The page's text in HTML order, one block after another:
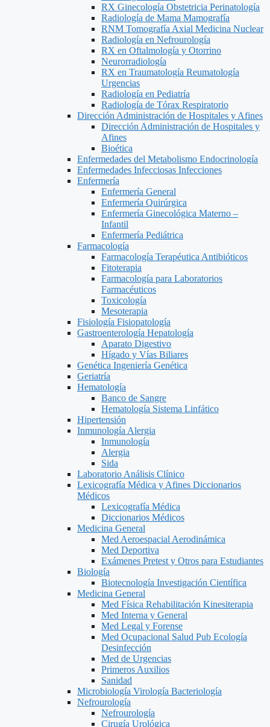
RX Ginecología Obstetricia Perinatología
Radiología de Mama Mamografía
RNM Tomografía Axial Medicina Nuclear
Radiología en Nefrourología
RX en Oftalmología y Otorrino
Neurorradiología
RX en Traumatología Reumatología
Urgencias
Radiología en Pediatría
Radiología de Tórax Respiratorio
Dirección Administración de Hospitales y Afines
Dirección Administración de Hospitales y
Afines
Bioética
Enfermedades del Metabolismo Endocrinología
Enfermedades Infecciosas Infecciones
Enfermería
Enfermería General
Enfermería Quirúrgica
Enfermería Ginecológica Materno –
Infantil
Enfermería Pediátrica
Farmacología
Farmacología Terapéutica Antibióticos
Fitoterapia
Farmacología para Laboratorios
Farmacéuticos
Toxicología
Mesoterapia
Fisiología Fisiopatología
Gastroenterología Hepatología
Aparato Digestivo
Hígado y Vías Biliares
Genética Ingeniería Genética
Geriatría
Hematología
Banco de Sangre
Hematología Sistema Linfático
Hipertensión
Inmunología Alergia
Inmunología
Alergia
Sida
Laboratorio Análisis Clínico
Lexicografía Médica y Afines Diccionarios
Médicos
Lexicografía Médica
Diccionarios Médicos
Medicina General
Med Aeroespacial Aerodinámica
Med Deportiva
Exámenes Pretest y Otros para Estudiantes
Biología
Biotecnología Investigación Científica
Medicina General
Med Física Rehabilitación Kinesiterapia
Med Interna y General
Med Legal y Forense
Med Ocupacional Salud Pub Ecología
Desinfección
Med de Urgencias
Primeros Auxilios
Sanidad
Microbiología Virología Bacteriología
Nefrourología
Nefrourología
Cirugía Urológica